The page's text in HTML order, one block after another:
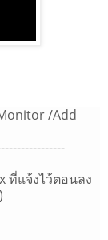
/Add
ที่แจ้งไว้ตอนลง